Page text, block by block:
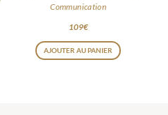
Communication
109€
AJOUTER AU PANIER